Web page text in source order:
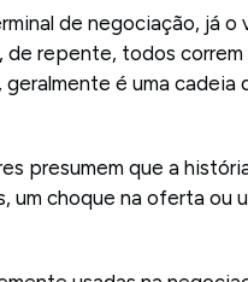
de negociação, já o
repente, todos correm
geralmente é uma cadeia
presumem que a
um choque na oferta ou